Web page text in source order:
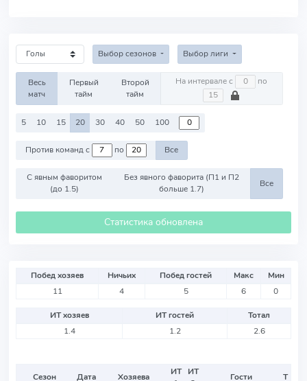
Выбор сезонов Выбор лиги
Весь
матч
Первый
тайм
Второй
тайм
На интервале с по
5 10 15 20 30 40 50 100
Против команд с по Все
С явным фаворитом
(до 1.5)
Без явного фаворита (П1 и П2
больше 1.7)
Все
Статистика обновлена
Побед хозяев Ничьих Побед гостей Макс
Мин
11
4 5 6 0
ИТ хозяев ИТ гостей
Тотал
1.4
1.2 2.6
Сезон Дата Хозяева
ИТ
ИТ
Гости Т